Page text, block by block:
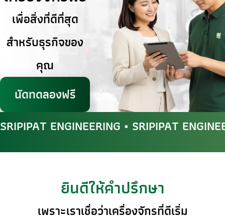
เพื่อสิ่งที่ดีที่สุด
สำหรับธุรกิจของ
คุณ
นัดทดลองฟรี
SRIPIPAT ENGINEERING • SRIPIPAT
ยินดีให้คำปรึกษา
เพราะเราเชื่อว่าเครื่องจักรที่ดีเริ่ม